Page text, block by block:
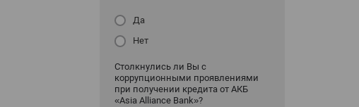
Да
Нет
Столкнулись ли Вы с
коррупционными проявлениями
при получении кредита от АКБ
«Asia Alliance Bank»?